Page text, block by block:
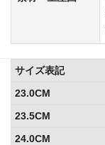
サイズ表記
23.0CM
23.5CM
24.0CM